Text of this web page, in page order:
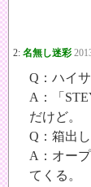
2: 名無し迷彩
Q：ハイ
A：「
だけど。
Q：箱出
A：オー
てくる。